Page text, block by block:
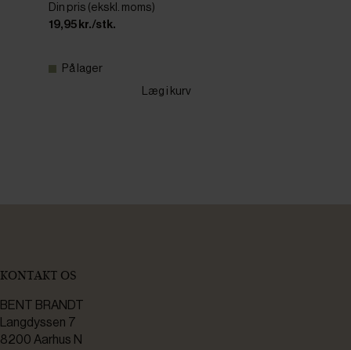
Din pris (ekskl. moms)
19,95 kr./stk.
På lager
Læg i kurv
KONTAKT OS
BENT BRANDT
Langdyssen 7
8200 Aarhus N